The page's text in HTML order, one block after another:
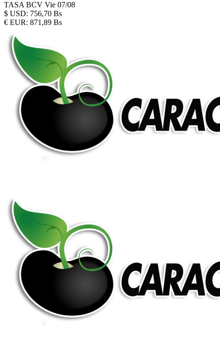
TASA BCV Vie 07/08
$ USD: 756,70 Bs
€ EUR: 871,89 Bs